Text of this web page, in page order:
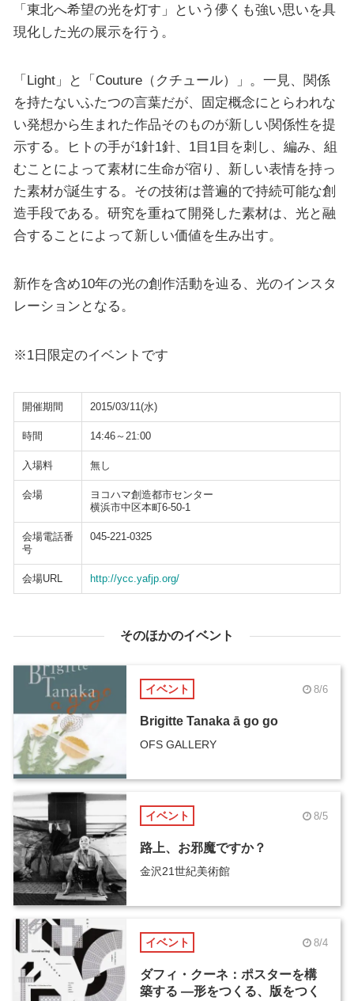
「東北へ希望の光を灯す」という儚くも強い思いを具
現化した光の展示を行う。
「Light」と「Couture（クチュール）」。一見、関係
を持たないふたつの言葉だが、固定概念にとらわれな
い発想から生まれた作品そのものが新しい関係性を提
示する。ヒトの手が1針1針、1目1目を刺し、編み、組
むことによって素材に生命が宿り、新しい表情を持っ
た素材が誕生する。その技術は普遍的で持続可能な創
造手段である。研究を重ねて開発した素材は、光と融
合することによって新しい価値を生み出す。
新作を含め10年の光の創作活動を辿る、光のインスタ
レーションとなる。
※1日限定のイベントです
開催期間 2015/03/11(水)
時間 14:46～21:00
入場料 無し
会場
ヨコハマ創造都市センター
横浜市中区本町6-50-1
会場電話番
号
045-221-0325
会場URL http://ycc.yafjp.org/
そのほかのイベント
イベント 8/6
Brigitte Tanaka ā go go
OFS GALLERY
イベント 8/5
路上、お邪魔ですか？
金沢21世紀美術館
イベント 8/4
ダフィ・クーネ：ポスターを構
築する ―形をつくる、版をつく